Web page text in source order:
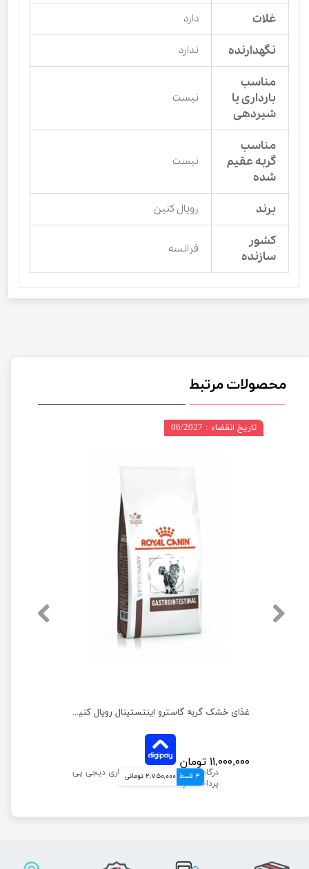
غلات دارد
نگهدارنده ندارد
مناسب
بارداری یا
شیردهی
نیست
مناسب
گربه عقیم
شده
نیست
برند رویال کنین
کشور
سازنده
فرانسه
محصولات مرتبط
غذای خشک گربه گاسترو اینتستینال رویال کنین وزن 2 کیلوگرم
۱۱,۰۰۰,۰۰۰ تومان
4 قسط 2,750,000 تومانی
تاریخ انقضاء : 06/2027